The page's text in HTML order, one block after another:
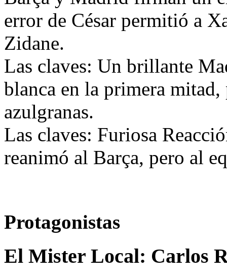
error de César permitió a
Zidane.
Las claves: Un brillante
blanca en la primera
azulgranas.
Las claves: Furiosa
reanimó al Barça, pero al
Protagonistas
El Mister Local: Carlos